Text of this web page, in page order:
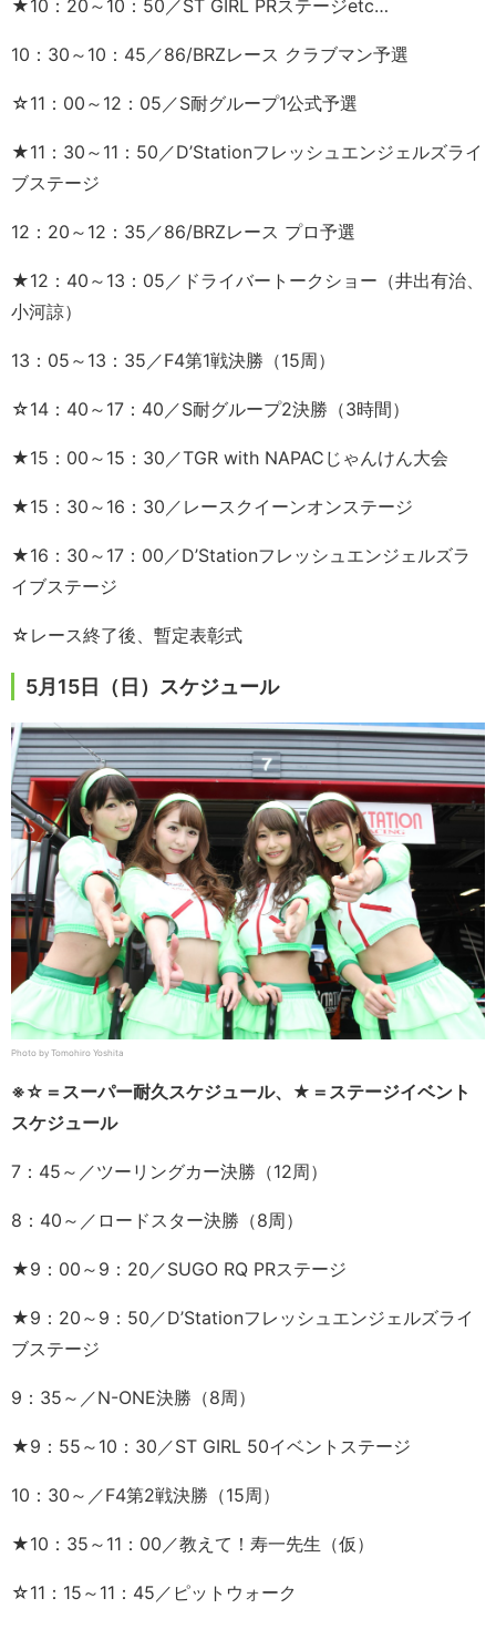
★10：20～10：50／ST GIRL PRステージetc…
10：30～10：45／86/BRZレース クラブマン予選
☆11：00～12：05／S耐グループ1公式予選
★11：30～11：50／D’Stationフレッシュエンジェルズライ
ブステージ
12：20～12：35／86/BRZレース プロ予選
★12：40～13：05／ドライバートークショー（井出有治、
小河諒）
13：05～13：35／F4第1戦決勝（15周）
☆14：40～17：40／S耐グループ2決勝（3時間）
★15：00～15：30／TGR with NAPACじゃんけん大会
★15：30～16：30／レースクイーンオンステージ
★16：30～17：00／D’Stationフレッシュエンジェルズラ
イブステージ
☆レース終了後、暫定表彰式
5月15日（日）スケジュール
Photo by Tomohiro Yoshita
※☆＝スーパー耐久スケジュール、★＝ステージイベント
スケジュール
7：45～／ツーリングカー決勝（12周）
8：40～／ロードスター決勝（8周）
★9：00～9：20／SUGO RQ PRステージ
★9：20～9：50／D’Stationフレッシュエンジェルズライ
ブステージ
9：35～／N-ONE決勝（8周）
★9：55～10：30／ST GIRL 50イベントステージ
10：30～／F4第2戦決勝（15周）
★10：35～11：00／教えて！寿一先生（仮）
☆11：15～11：45／ピットウォーク